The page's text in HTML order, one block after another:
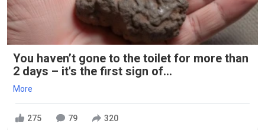
You haven’t gone to the toilet for more than
2 days – it's the first sign of...
More
275 79 320